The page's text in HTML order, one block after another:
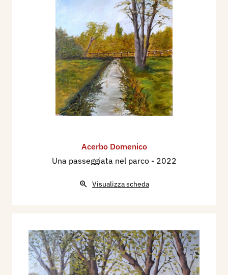
Acerbo Domenico
Una passeggiata nel parco - 2022
Visualizza scheda